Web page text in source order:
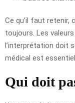
Ce qu’il faut retenir,
toujours. Les
l’interprétation doit
médical est essentiel.
Qui doit